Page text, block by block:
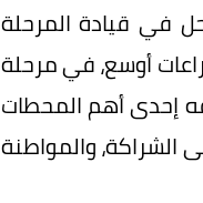
في قيادة المرحلة
أوسع، في مرحلة
إحدى أهم المحطات
الشراكة، والمواطنة